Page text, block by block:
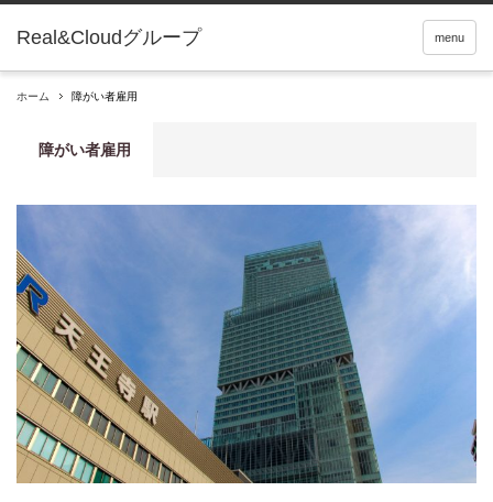
Real&Cloudグループ menu
ホーム 障がい者雇用
障がい者雇用